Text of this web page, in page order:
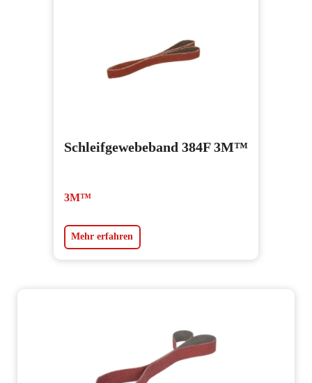
Schleifgewebeband 384F 3M™
3M™
Mehr erfahren